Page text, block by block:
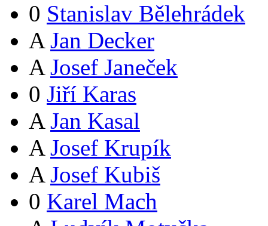
0 Stanislav Bělehrádek
A Jan Decker
A Josef Janeček
0 Jiří Karas
A Jan Kasal
A Josef Krupík
A Josef Kubiš
0 Karel Mach